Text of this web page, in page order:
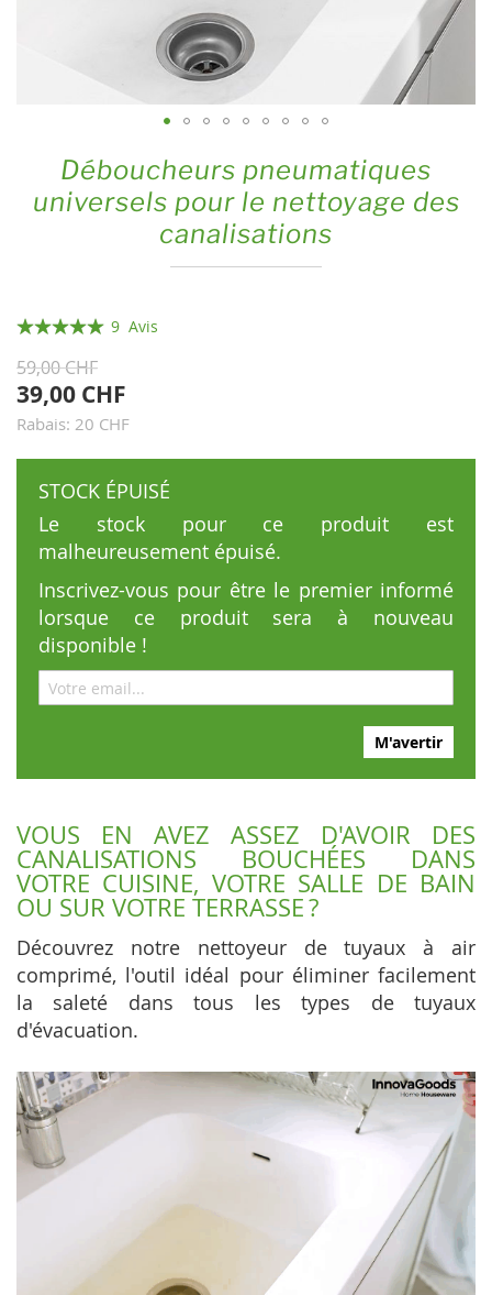
the
images
gallery
Déboucheurs pneumatiques
universels pour le nettoyage des
canalisations
Évaluation:9 Avis
59,00 CHF
39,00 CHF
Rabais: 20 CHF
STOCK ÉPUISÉ
Le stock pour ce produit est
malheureusement épuisé.
Inscrivez-vous pour être le premier informé
lorsque ce produit sera à nouveau
disponible !
M'avertir
VOUS EN AVEZ ASSEZ D'AVOIR DES
CANALISATIONS BOUCHÉES DANS
VOTRE CUISINE, VOTRE SALLE DE BAIN
OU SUR VOTRE TERRASSE ?
Découvrez notre nettoyeur de tuyaux à air
comprimé, l'outil idéal pour éliminer facilement
la saleté dans tous les types de tuyaux
d'évacuation.